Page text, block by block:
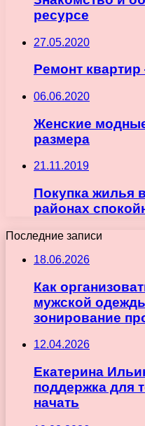
ресурсе
27.05.2020
Ремонт
06.06.2020
Женские
размера
21.11.2019
Покупка жилья
районах
Последние записи
18.06.2026
Как
мужской
зонирование
12.04.2026
Екатерина
поддержка для
начать